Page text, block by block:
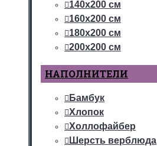
140х200 см
160х200 см
180х200 см
200х200 см
НАПОЛНИТЕЛИ
Бамбук
Хлопок
Холлофайбер
Шерсть верблюда